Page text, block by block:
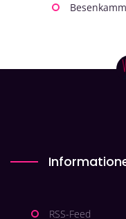
RSS-Feed